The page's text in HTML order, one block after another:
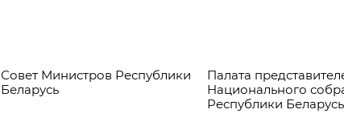
Совет Министров Республики
Беларусь
Палата
Национального
Республики Беларусь